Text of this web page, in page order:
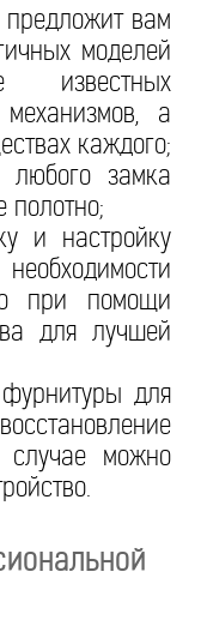
предложит вам
моделей
известных
а
каждого;
замка
полотно;
и настройку
при помощи
для лучшей
для
можно